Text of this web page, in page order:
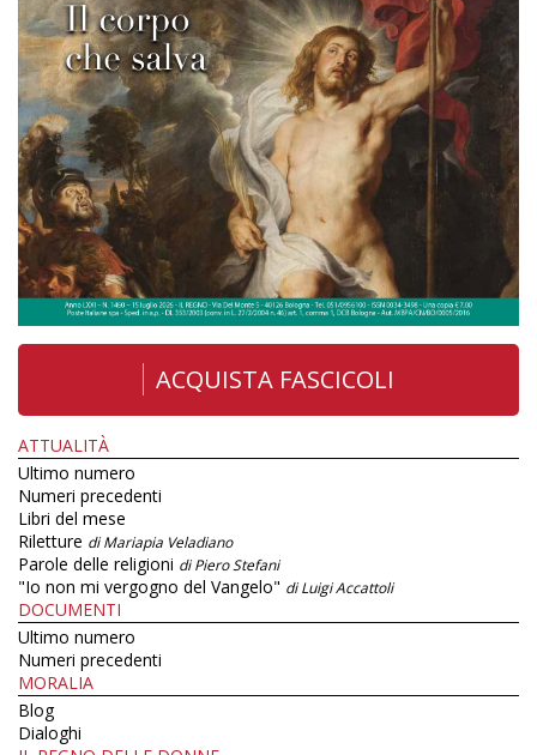
ACQUISTA FASCICOLI
ATTUALITÀ
Ultimo numero
Numeri precedenti
Libri del mese
Riletture di Mariapia Veladiano
Parole delle religioni di Piero Stefani
"Io non mi vergogno del Vangelo" di Luigi Accattoli
DOCUMENTI
Ultimo numero
Numeri precedenti
MORALIA
Blog
Dialoghi